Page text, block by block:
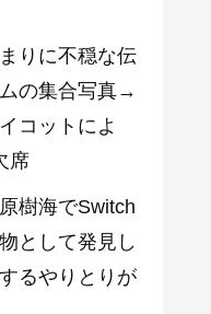
りに不穏な伝
の集合写真→
コットによ
席
樹海でSwitch
として発見し
るやりとりが